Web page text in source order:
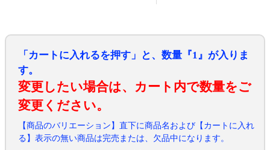
「カートに入れるを押す」と、数量『1』が入りま
す。
変更したい場合は、カート内で数量をご
変更ください。
【商品のバリエーション】直下に商品名および【カートに入れ
る】表示の無い商品は完売または、欠品中になります。